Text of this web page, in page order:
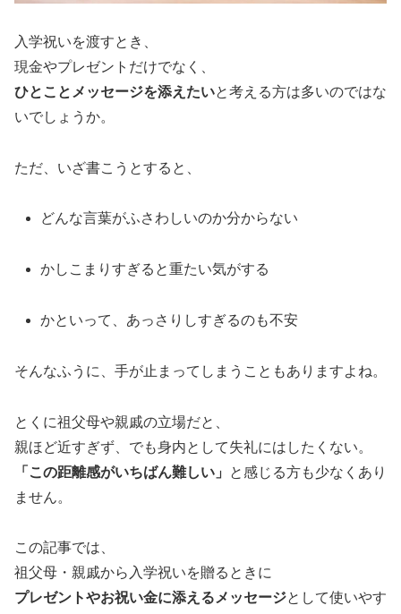
入学祝いを渡すとき、
現金やプレゼントだけでなく、
ひとことメッセージを添えたいと考える方は多いのではな
いでしょうか。
ただ、いざ書こうとすると、
どんな言葉がふさわしいのか分からない
かしこまりすぎると重たい気がする
かといって、あっさりしすぎるのも不安
そんなふうに、手が止まってしまうこともありますよね。
とくに祖父母や親戚の立場だと、
親ほど近すぎず、でも身内として失礼にはしたくない。
「この距離感がいちばん難しい」
と感じる方も少なくあり
ません。
この記事では、
祖父母・親戚から入学祝いを贈るときに
プレゼントやお祝い金に添えるメッセージとして使いやす